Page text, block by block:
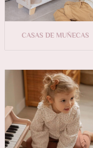
CASAS DE MUÑECAS